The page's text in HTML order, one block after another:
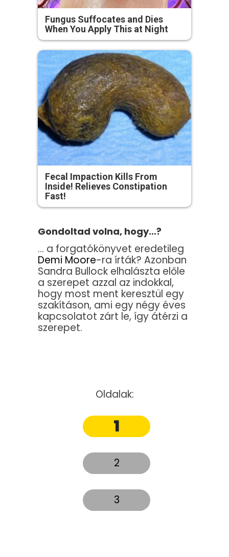
Fungus Suffocates and Dies
When You Apply This at Night
Fecal Impaction Kills From
Inside! Relieves Constipation
Fast!
Gondoltad volna, hogy…?
… a forgatókönyvet eredetileg
Demi Moore-ra írták? Azonban
Sandra Bullock elhalászta előle
a szerepet azzal az indokkal,
hogy most ment keresztül egy
szakításon, ami egy négy éves
kapcsolatot zárt le, így átérzi a
szerepet.
Oldalak:
1
2
3